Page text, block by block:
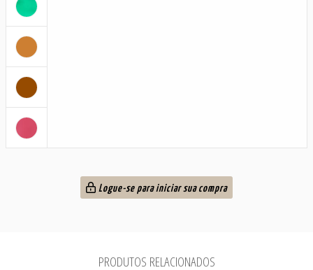
Logue-se para iniciar sua compra
PRODUTOS RELACIONADOS